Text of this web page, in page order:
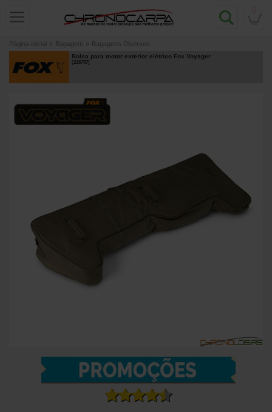
Página inicial » Bagagem » Bagagens Diversos
Bolsa para motor exterior elétrico Fox Voyager
[226757]